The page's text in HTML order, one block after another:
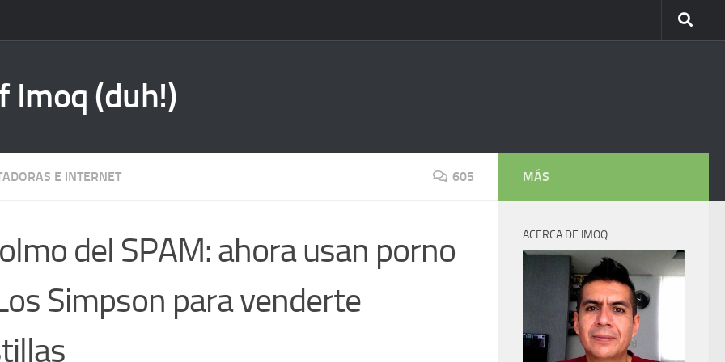
Imoq (duh!)
E INTERNET 605
del SPAM: ahora usan porno
Simpson para venderte
MÁS
ACERCA DE IMOQ